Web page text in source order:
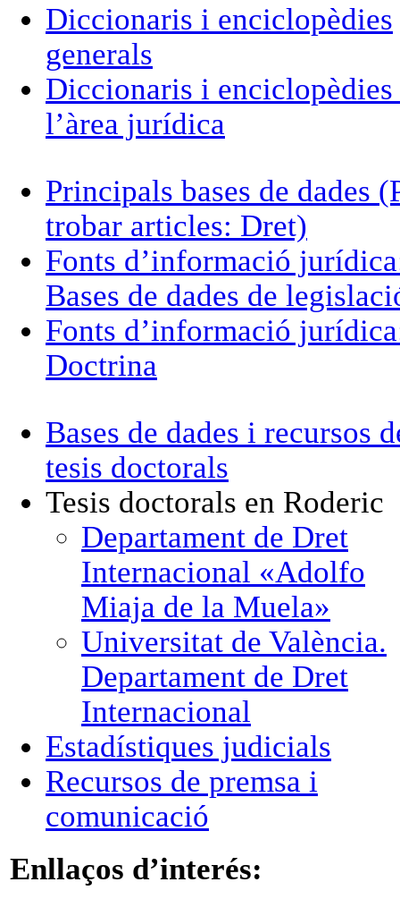
Diccionaris i enciclopèdies
generals
Diccionaris i enciclopèdies
l’àrea jurídica
Principals bases de dades
trobar articles: Dret)
Fonts d’informació
Bases de dades de
Fonts d’informació
Doctrina
Bases de dades i recursos
tesis doctorals
Tesis doctorals en Roderic
Departament de Dret
Internacional «Adolfo
Miaja de la Muela»
Universitat de València.
Departament de Dret
Internacional
Estadístiques judicials
Recursos de premsa i
comunicació
Enllaços d’interés: